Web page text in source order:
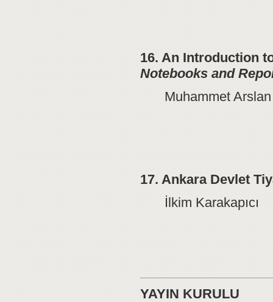
16. An Introduction
Notebooks and
Muhammet Arslan
17. Ankara Devlet
İlkim Karakapıcı
YAYIN KURULU